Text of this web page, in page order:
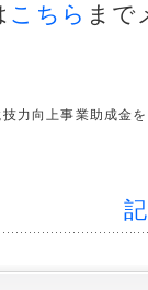
こちら まで
力向上事業助成金